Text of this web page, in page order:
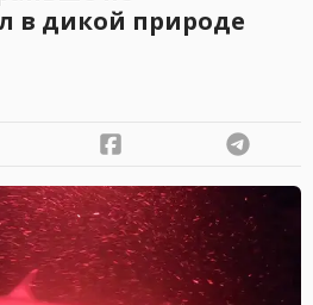
в дикой природе